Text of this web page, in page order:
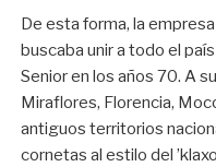
De esta forma, la
buscaba unir a todo el
Senior en los años 70. A
Miraflores, Florencia,
antiguos territorios
cornetas al estilo del